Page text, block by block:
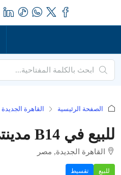
الصفحة الرئيسية القاهرة الجديدة
للبيع في B14 مدينتي شقة 116م بحري فيو مفتوح بتنازل مجاني
القاهرة الجديدة, مصر
للبيع تقسيط